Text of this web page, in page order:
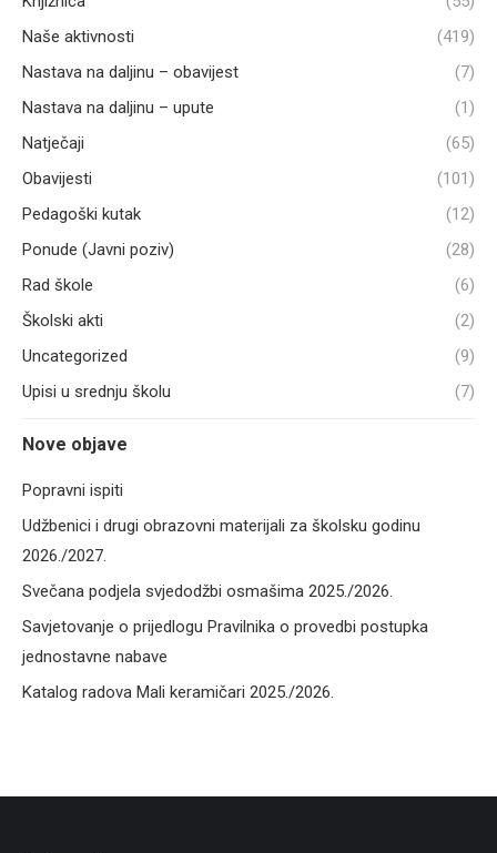
Naše aktivnosti
(419)
Nastava na daljinu – obavijest
(7)
Nastava na daljinu – upute
(1)
Natječaji
(65)
Obavijesti
(101)
Pedagoški kutak
(12)
Ponude (Javni poziv)
(28)
Rad škole
(6)
Školski akti
(2)
Uncategorized
(9)
Upisi u srednju školu
(7)
Nove objave
Popravni ispiti
Udžbenici i drugi obrazovni materijali za školsku godinu
2026./2027.
Svečana podjela svjedodžbi osmašima 2025./2026.
Savjetovanje o prijedlogu Pravilnika o provedbi postupka
jednostavne nabave
Katalog radova Mali keramičari 2025./2026.